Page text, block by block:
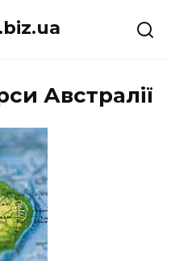
Австралії